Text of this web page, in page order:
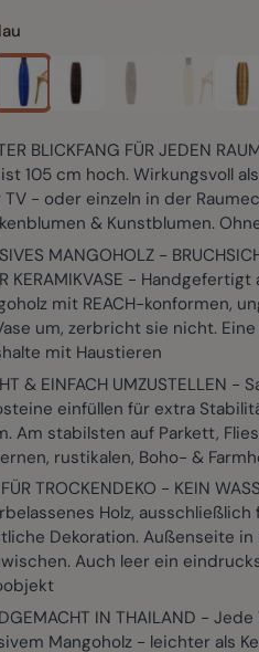
BLICKFANG FÜR JEDEN
105 cm hoch. Wirkungsvoll
- oder einzeln in der
& Kunstblumen.
MANGOHOLZ -
KERAMIKVASE -
mit REACH-konformen,
um, zerbricht sie nicht.
mit Haustieren
& EINFACH UMZUSTELLEN -
einfüllen für extra
Am stabilsten auf Parkett,
rustikalen, Boho- &
TROCKENDEKO - KEIN
Holz,
Dekoration. Außenseite
Auch leer ein
IN THAILAND -
Mangoholz - leichter als